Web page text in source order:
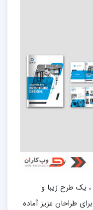
، یک طرح زیبا و
برای طراحان عزیز آماده